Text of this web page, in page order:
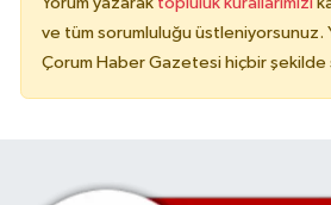
ve tüm sorumluluğu üstleniyorsunuz.
Çorum Haber Gazetesi hiçbir şekilde